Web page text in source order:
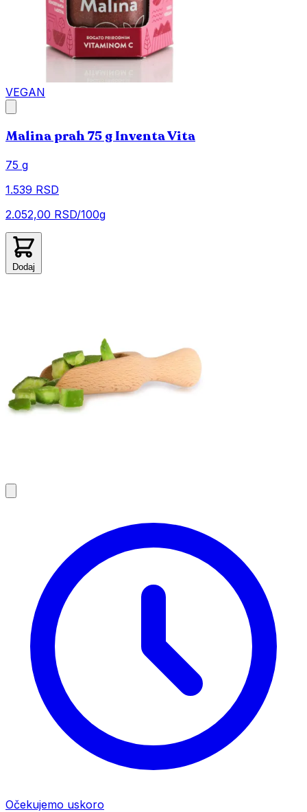
VEGAN
Malina prah 75 g Inventa Vita
75 g
1.539 RSD
2.052,00 RSD/100g
Dodaj
Očekujemo uskoro